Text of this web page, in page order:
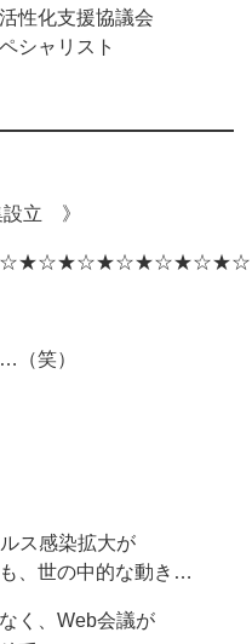
援協議会
ャリスト
立 》
（笑）
ス感染拡大が
、世の中的な動き…
く、Web会議が